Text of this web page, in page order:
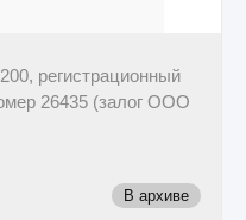
регистрационный
26435 (залог ООО
В архиве